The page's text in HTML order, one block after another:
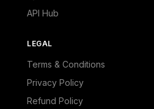
API Hub
LEGAL
Terms & Conditions
Privacy Policy
Refund Policy